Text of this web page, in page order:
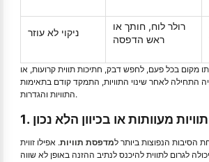
ניקוי לא עוזר
רולר לוח, חותך או
ראש הדפסה
בכל פעם, לחפש דבק, חתיכות תווית קרועות, או
התחילה לאחר שינוי התוויות, התמקד קודם בתאימות
התוויות והגדרות.
1. תוויות מעוותות או בכיוון הלא נכון
הסיבות הנפוצות ביותר למדפסת תוויות. אפילו זווית